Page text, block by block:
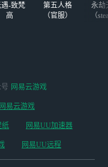
-致梵
高
第五人格
（官服）
永劫
（
网易云游戏
网易云游戏
纸 网易UU加速器
网易UU远程